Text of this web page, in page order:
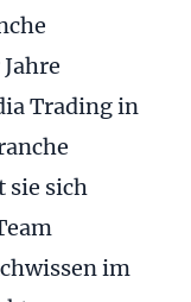
Trading in
sie sich
im